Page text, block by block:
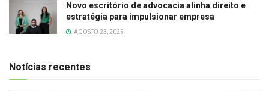
Novo escritório de advocacia alinha direito e
estratégia para impulsionar empresa
AGOSTO 23, 2025
Notícias recentes